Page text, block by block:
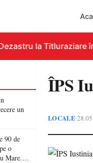
la Titluraziare
un
90 de
o
Mare. O
ÎPS
LOCALE•